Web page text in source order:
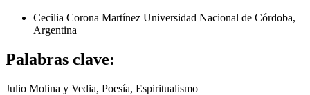
Cecilia Corona Martínez Universidad Nacional de Córdoba,
Argentina
Palabras clave:
Julio Molina y Vedia, Poesía, Espiritualismo